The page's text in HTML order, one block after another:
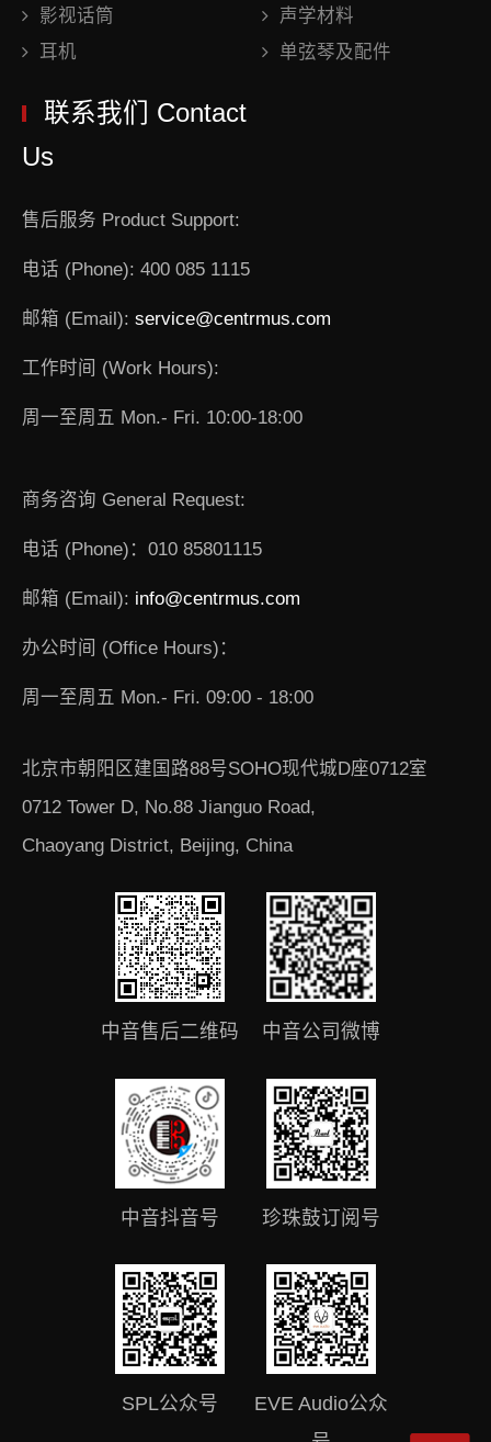
影视话筒
声学材料
耳机
单弦琴及配件
联系我们 Contact
Us
售后服务 Product Support:
电话 (Phone): 400 085 1115
邮箱 (Email): service@centrmus.com
工作时间 (Work Hours):
周一至周五 Mon.- Fri. 10:00-18:00
商务咨询 General Request:
电话 (Phone)：010 85801115
邮箱 (Email): info@centrmus.com
办公时间 (Office Hours)：
周一至周五 Mon.- Fri. 09:00 - 18:00
北京市朝阳区建国路88号SOHO现代城D座0712室
0712 Tower D, No.88 Jianguo Road,
Chaoyang District, Beijing, China
中音售后二维码 中音公司微博
中音抖音号 珍珠鼓订阅号
SPL公众号
EVE Audio公众